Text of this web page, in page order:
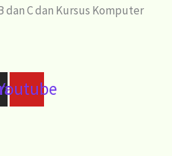
dan C dan Kursus Komputer